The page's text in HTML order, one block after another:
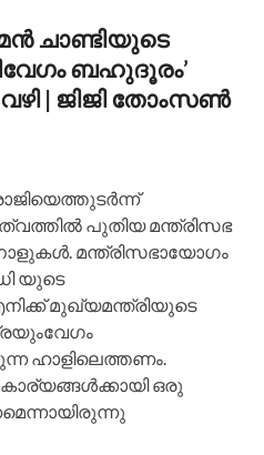
ചാണ്ടിയുടെ
ബഹുദൂരം’
| ജിജി തോംസണ്‍
പുതിയ മന്ത്രിസഭ
മന്ത്രിസഭായോഗം
യുടെ
മുഖ്യമന്ത്രിയുടെ
ഹാളിലെത്തണം.
ഒരു